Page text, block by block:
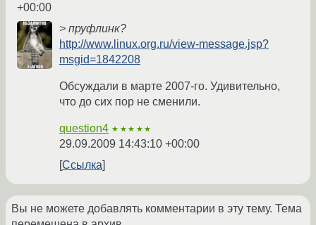
+00:00
> пруфлинк?
http://www.linux.org.ru/view-message.jsp?
msgid=1842208
Обсуждали в марте 2007-го. Удивительно,
что до сих пор не сменили.
question4 ★★★★★
29.09.2009 14:43:10 +00:00
Ссылка
Вы не можете добавлять комментарии в эту тему. Тема